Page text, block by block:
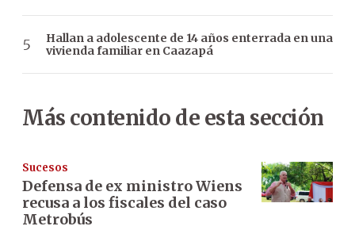
Hallan a adolescente de 14 años enterrada en una
vivienda familiar en Caazapá
Más contenido de esta sección
Sucesos
Defensa de ex ministro Wiens
recusa a los fiscales del caso
Metrobús